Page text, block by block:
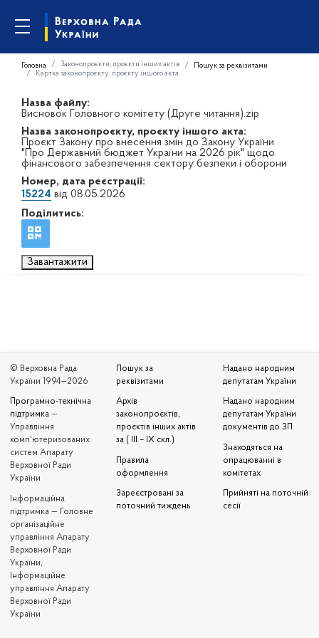
Головна Законопроєкти, проєкти інших актів
Пошук за реквізитами
Картка законопроєкту, проєкту іншого акта
Назва файлу:
Висновок Головного комітету (Друге читання).zip
Назва законопроєкту, проєкту іншого акта:
Проєкт Закону про внесення змін до Закону України
"Про Державний бюджет України на 2026 рік" щодо
фінансового забезпечення сектору безпеки і оборони
Номер, дата реєстрації:
15224 від 08.05.2026
Поділитись:
Завантажити
© Верховна Рада
України 1994—2026
Програмно-технічна
підтримка —
Управління
комп'ютеризованих
систем Апарату
Верховної Ради
України
Iнформаційна
підтримка — Головне
організаційне
управління Апарату
Верховної Ради
України,
Інформаційне
управління Апарату
Верховної Ради
України
Пошук за
реквізитами
Архів
законопроєктів,
проєктів інших актів
за ( III – IX скл.)
Правила
оформлення
Зареєстровані за
поточний тиждень
Надано народним
депутатам України
Надано народним
депутатам України
документів до ЗП
Знаходяться на
опрацюванні в
комітетах
Прийняті на поточній
сесії